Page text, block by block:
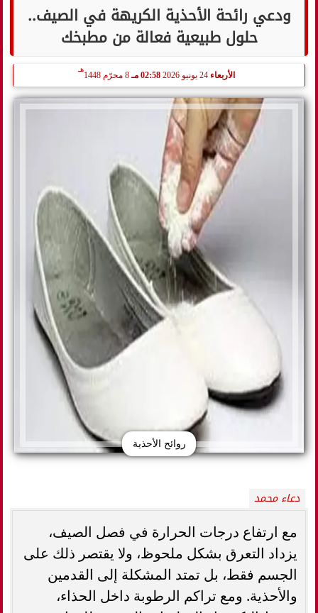
ودعي رائحة الأحذية الكريهة في الصيف..
حلول طبيعية فعالة من مطبخك
الأربعاء 24 يونيو 2026 02:58 مـ 8 محرّم 1448
هـ
روائح الأحذية
دعاء محمد
مع ارتفاع درجات الحرارة في فصل الصيف،
يزداد التعرق بشكل ملحوظ، ولا يقتصر ذلك على
الجسم فقط، بل تمتد المشكلة إلى القدمين
والأحذية. ومع تراكم الرطوبة داخل الحذاء،